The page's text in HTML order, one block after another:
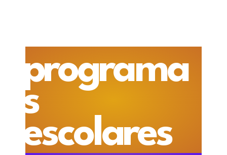
programa
s
escolares